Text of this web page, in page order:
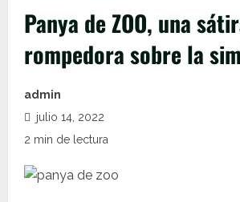
Panya de ZOO, una
rompedora sobre la
admin
julio 14, 2022
2 min de lectura